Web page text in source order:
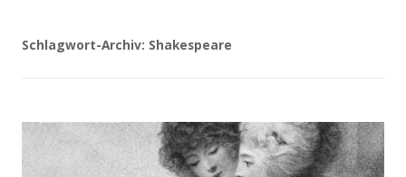
Schlagwort-Archiv: Shakespeare